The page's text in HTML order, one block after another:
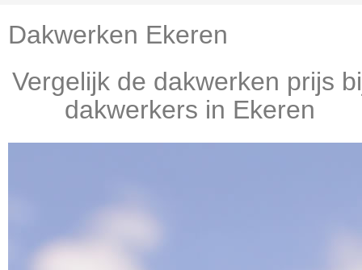
Dakwerken Ekeren
Vergelijk de dakwerken prijs
dakwerkers in Ekeren